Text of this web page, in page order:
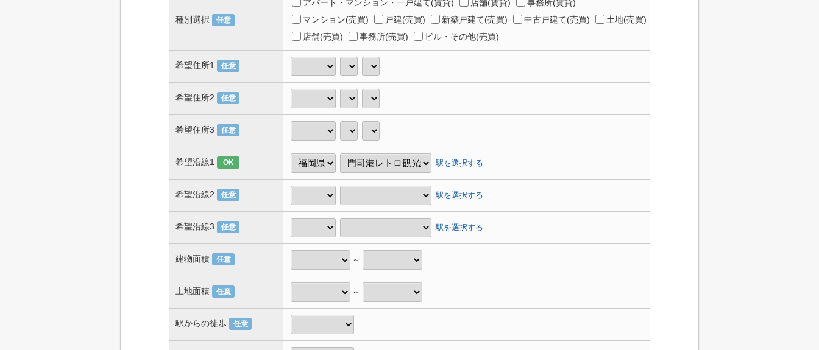
種別選択 任意
アパート・マンション・一戸建て(賃貸) 店舗(賃貸)
事務所(賃貸)
マンション(売買)
戸建(売買) 新築戸建て(売買) 中古戸建て(売買)
土地(売買)
店舗(売買)
事務所(売買) ビル・その他(売買)
希望住所1 任意
希望住所2 任意
希望住所3 任意
希望沿線1 OK 駅を選択する
希望沿線2 任意 駅を選択する
希望沿線3 任意 駅を選択する
建物面積 任意 ～
土地面積 任意 ～
駅からの徒歩 任意